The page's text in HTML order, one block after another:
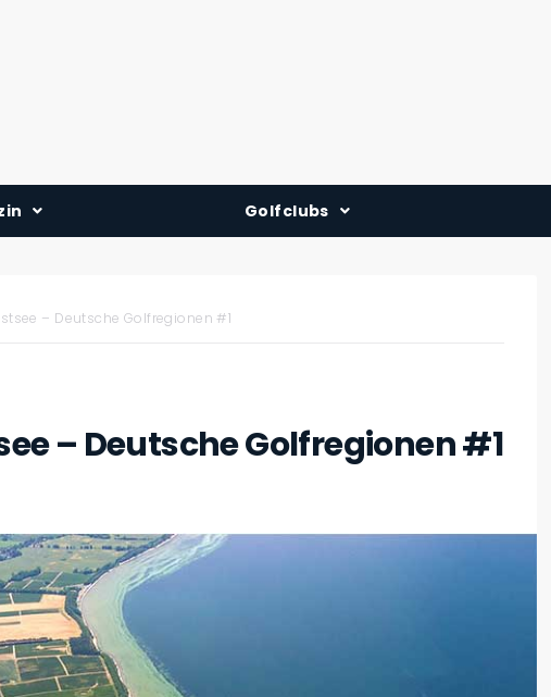
Golfclubs
– Deutsche Golfregionen #1
– Deutsche Golfregionen #1